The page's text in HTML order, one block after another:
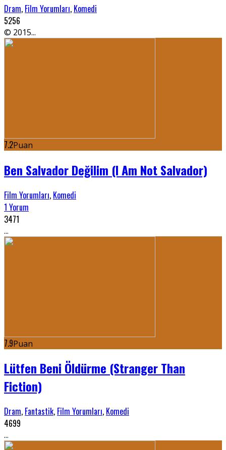
Dram, Film Yorumları, Komedi
5256
© 2015...
7.2Puan
Ben Salvador Değilim (I Am Not Salvador)
Film Yorumları, Komedi
1 Yorum
3471
...
7.9Puan
Lütfen Beni Öldürme (Stranger Than
Fiction)
Dram, Fantastik, Film Yorumları, Komedi
4699
...